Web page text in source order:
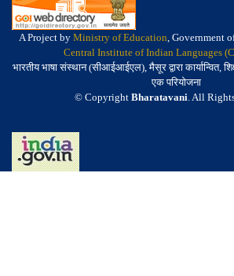
A Project by Ministry of Education, Government
Central Institute of Indian Languages
भारतीय भाषा संस्थान (सीआईआईएल), मैसूर द्वारा कार्यान्वित,
एक परियोजना
© Copyright Bharatavani. All